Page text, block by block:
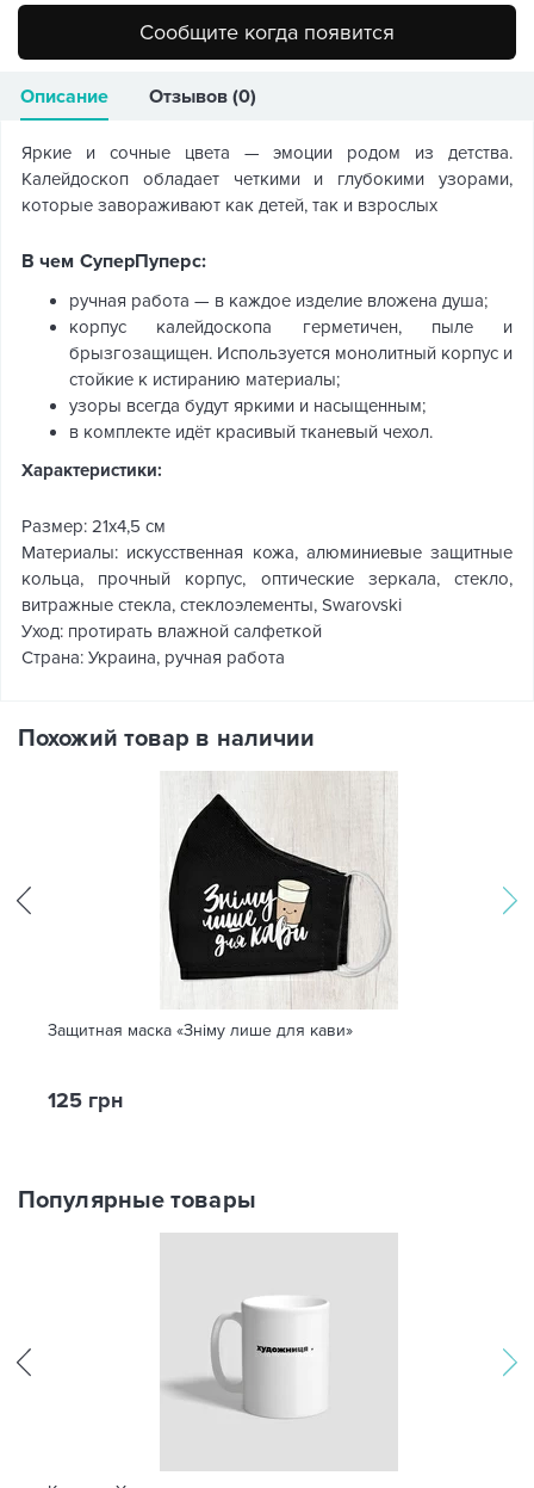
Сообщите когда появится
Описание Отзывов (0)
Яркие и сочные цвета — эмоции родом из детства.
Калейдоскоп обладает четкими и глубокими узорами,
которые завораживают как детей, так и взрослых
В чем СуперПуперс:
ручная работа — в каждое изделие вложена душа;
корпус калейдоскопа герметичен, пыле и
брызгозащищен. Используется монолитный корпус и
стойкие к истиранию материалы;
узоры всегда будут яркими и насыщенным;
в комплекте идёт красивый тканевый чехол.
Характеристики:
Размер: 21х4,5 см
Материалы: искусственная кожа, алюминиевые защитные
кольца, прочный корпус, оптические зеркала, стекло,
витражные стекла, стеклоэлементы, Swarovski
Уход: протирать влажной салфеткой
Страна: Украина, ручная работа
Похожий товар в наличии
Защитная маска «Зніму лише для кави»
125 грн
Популярные товары